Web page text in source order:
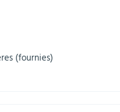
(fournies)